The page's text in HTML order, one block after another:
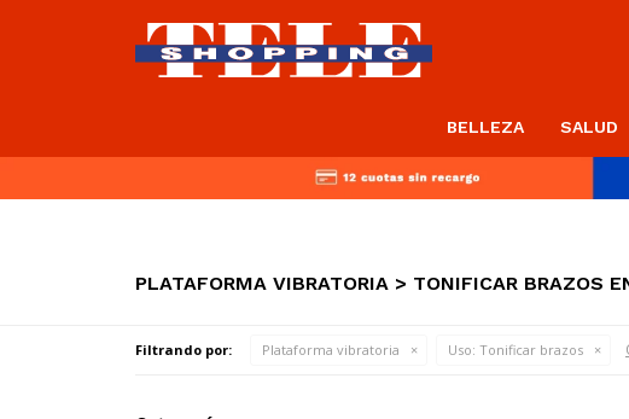
BELLEZA SALUD
PLATAFORMA VIBRATORIA > TONIFICAR BRAZOS
Filtrando por: Plataforma vibratoria Uso: Tonificar brazos